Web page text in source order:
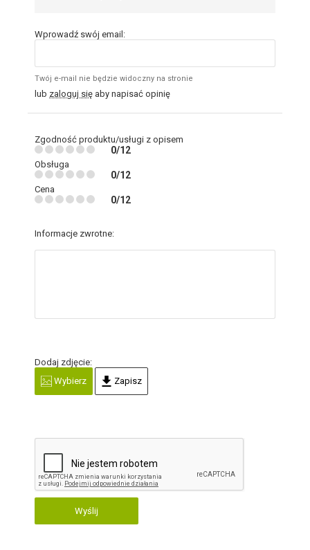
Wprowadź swój email:
Twój e-mail nie będzie widoczny na stronie
lub zaloguj się aby napisać opinię
Zgodność produktu/usługi z opisem
0/12
Obsługa
0/12
Cena
0/12
Informacje zwrotne:
Dodaj zdjęcie:
Wybierz
Zapisz
Wyślij